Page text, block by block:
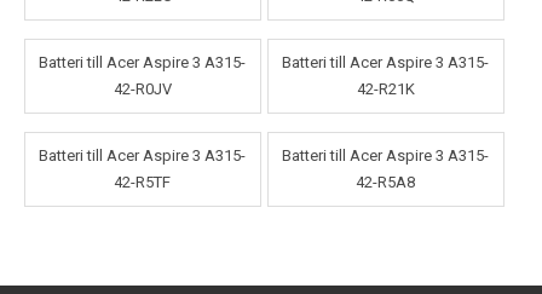
Batteri till Acer Aspire 3 A315-
42-R0JV
Batteri till Acer Aspire 3 A315-
42-R21K
Batteri till Acer Aspire 3 A315-
42-R5TF
Batteri till Acer Aspire 3 A315-
42-R5A8